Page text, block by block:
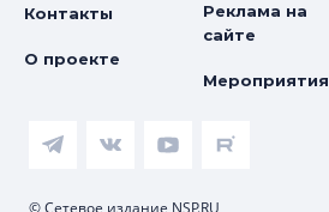
Контакты
О проекте
Реклама на
сайте
Мероприятия
© Сетевое издание NSP.RU